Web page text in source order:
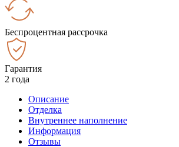
Беспроцентная рассрочка
Гарантия
2 года
Описание
Отделка
Внутреннее наполнение
Информация
Отзывы